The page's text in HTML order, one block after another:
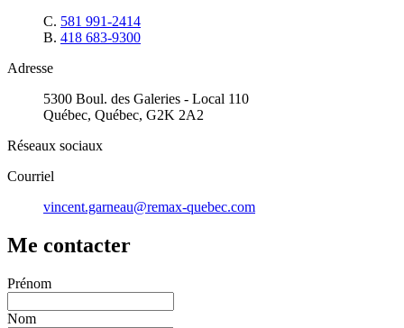
C. 581 991-2414
B. 418 683-9300
Adresse
5300 Boul. des Galeries - Local 110
Québec, Québec, G2K 2A2
Réseaux sociaux
Courriel
vincent.garneau@remax-quebec.com
Me contacter
Prénom
Nom